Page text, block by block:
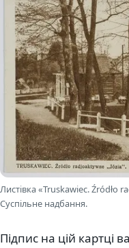
Листівка «Truskawiec. Źródło
Суспільне надбання.
Підпис на цій картці